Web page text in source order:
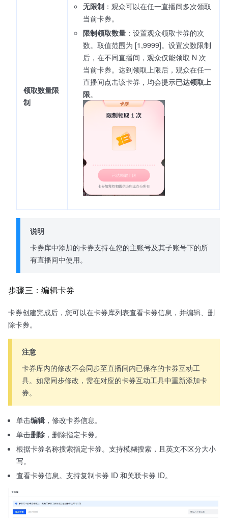
领取数量限
制
无限制：观众可以在任一直播间多次领取
当前卡券。
限制领取数量：设置观众领取卡券的次
数。取值范围为 [1,9999]。设置次数限制
后，在不同直播间，观众仅能领取 N 次
当前卡券。达到领取上限后，观众在任一
直播间点击该卡券，均会提示已达领取上
限。
说明
卡券库中添加的卡券支持在您的主账号及其子账号下的所
有直播间中使用。
步骤三：编辑卡券
卡券创建完成后，您可以在卡券库列表查看卡券信息，并编辑、删
除卡券。
注意
卡券库内的修改不会同步至直播间内已保存的卡券互动工
具。如需同步修改，需在对应的卡券互动工具中重新添加卡
券。
单击编辑 ，修改卡券信息。
单击删除 ，删除指定卡券。
根据卡券名称搜索指定卡券。支持模糊搜索，且英文不区分大小
写。
查看卡券信息。支持复制卡券 ID 和关联卡券 ID。